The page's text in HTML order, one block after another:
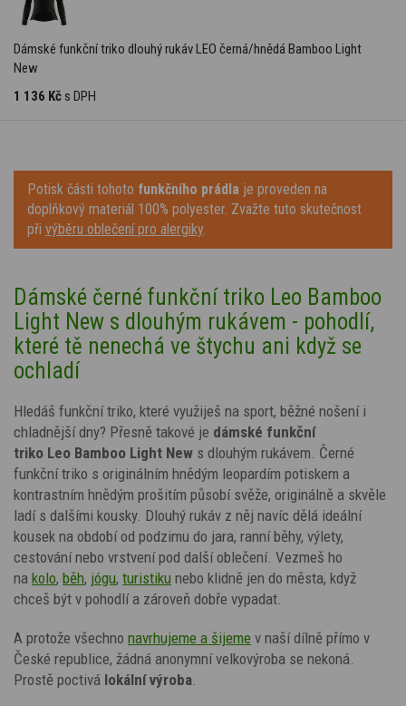
Dámské funkční triko dlouhý rukáv LEO černá/hnědá Bamboo Light
New
1 136 Kč s DPH
Potisk části tohoto funkčního prádla je proveden na
doplňkový materiál 100% polyester. Zvažte tuto skutečnost
při výběru oblečení pro alergiky.
Dámské černé funkční triko Leo Bamboo
Light New s dlouhým rukávem - pohodlí,
které tě nenechá ve štychu ani když se
ochladí
Hledáš funkční triko, které využiješ na sport, běžné nošení i
chladnější dny? Přesně takové je dámské funkční
triko Leo Bamboo Light New s dlouhým rukávem. Černé
funkční triko s originálním hnědým leopardím potiskem a
kontrastním hnědým prošitím působí svěže, originálně a skvěle
ladí s dalšími kousky. Dlouhý rukáv z něj navíc dělá ideální
kousek na období od podzimu do jara, ranní běhy, výlety,
cestování nebo vrstvení pod další oblečení. Vezmeš ho
na kolo, běh, jógu, turistiku nebo klidně jen do města, když
chceš být v pohodlí a zároveň dobře vypadat.
A protože všechno navrhujeme a šijeme v naší dílně přímo v
České republice, žádná anonymní velkovýroba se nekoná.
Prostě poctivá lokální výroba